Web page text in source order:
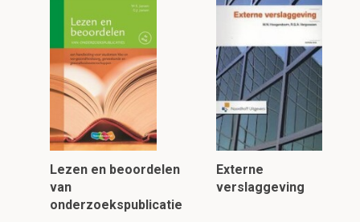
Lezen en beoordelen
van
onderzoekspublicatie
Externe
verslaggeving